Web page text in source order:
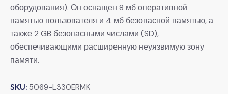
оборудования). Он оснащен 8 мб оперативной
памятью пользователя и 4 мб безопасной памятью, а
также 2 GB безопасными числами (SD),
обеспечивающими расширенную неуязвимую зону
памяти.
SKU: 5069-L330ERMK